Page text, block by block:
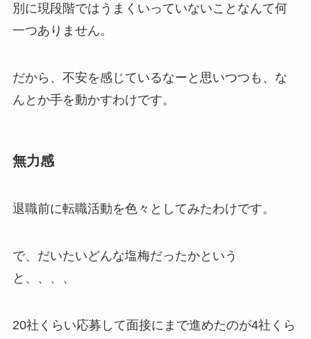
別に現段階ではうまくいっていないことなんて何
一つありません。
だから、不安を感じているなーと思いつつも、な
んとか手を動かすわけです。
無力感
退職前に転職活動を色々としてみたわけです。
で、だいたいどんな塩梅だったかという
と、、、、
20社くらい応募して面接にまで進めたのが4社くら